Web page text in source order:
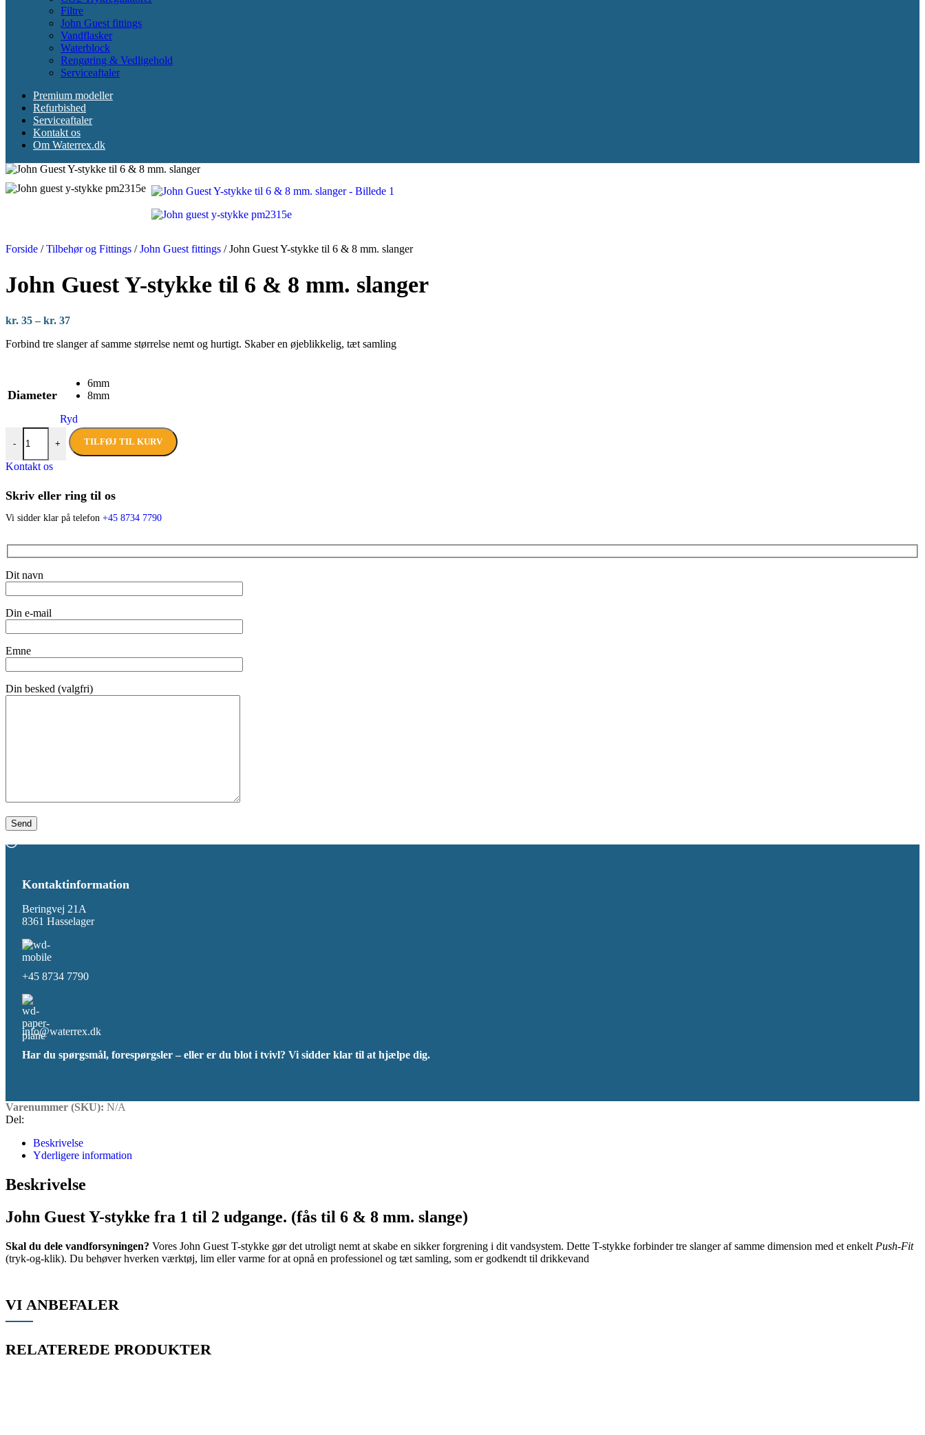
Filtre
John Guest fittings
Vandflasker
Waterblock
Rengøring & Vedligehold
Serviceaftaler
Premium modeller
Refurbished
Serviceaftaler
Kontakt os
Om Waterrex.dk
Forside / Tilbehør og Fittings / John Guest fittings / John Guest Y-stykke til 6 & 8 mm. slanger
John Guest Y-stykke til 6 & 8 mm. slanger
kr. 35 – kr. 37Prisinterval:
til
Forbind tre slanger af samme størrelse nemt og hurtigt. Skaber en øjeblikkelig, tæt samling
Diameter
6mm
8mm
Ryd
-
John Guest Y-stykke til 6 & 8 mm. slanger antal
+ TILFØJ TIL KURV
Kontakt os
Skriv eller ring til os
Vi sidder klar på telefon +45 8734 7790
Dit navn
Din e-mail
Emne
Din besked (valgfri)
Kontaktinformation
Beringvej 21A
8361 Hasselager
+45 8734 7790
info@waterrex.dk
Har du spørgsmål, forespørgsler – eller er du blot i tvivl? Vi sidder klar til at hjælpe dig.
Varenummer (SKU): N/A
Del:
Beskrivelse
Yderligere information
Beskrivelse
John Guest Y-stykke fra 1 til 2 udgange. (fås til 6 & 8 mm. slange)
Skal du dele vandforsyningen? Vores John Guest T-stykke gør det utroligt nemt at skabe en sikker forgrening i dit vandsystem. Dette T-stykke forbinder tre slanger af samme dimension med et enkelt Push-Fit
(tryk-og-klik). Du behøver hverken værktøj, lim eller varme for at opnå en professionel og tæt samling, som er godkendt til drikkevand
VI ANBEFALER
RELATEREDE PRODUKTER